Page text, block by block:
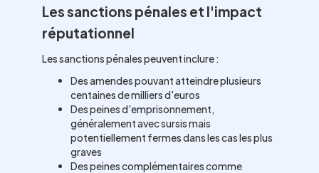
Les sanctions pénales et l'impact
réputationnel
Les sanctions pénales peuvent inclure :
Des amendes pouvant atteindre plusieurs
centaines de milliers d'euros
Des peines d'emprisonnement,
généralement avec sursis mais
potentiellement fermes dans les cas les plus
graves
Des peines complémentaires comme